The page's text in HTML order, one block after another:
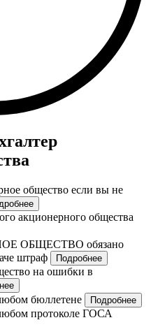
общество если вы не
акционерного общества
ОБЩЕСТВО обязано
штраф
Подробнее
на ошибки в
бюллетене Подробнее
протоколе ГОСА